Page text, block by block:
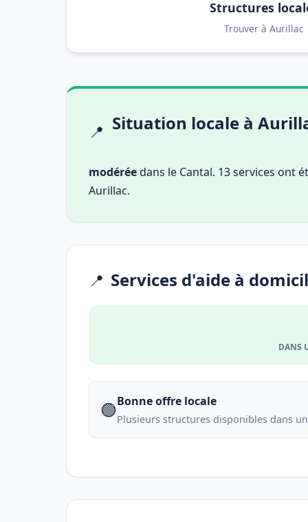
Structures
Trouver à Aurillac
📍 Situation locale à
modéréedans le Cantal. 13 services ont
Aurillac.
📍 Services d'aide à
DANS
🟢Bonne offre locale
Plusieurs structures disponibles dans